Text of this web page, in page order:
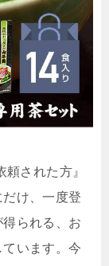
された方』
け、一度登
られる、お
います。今